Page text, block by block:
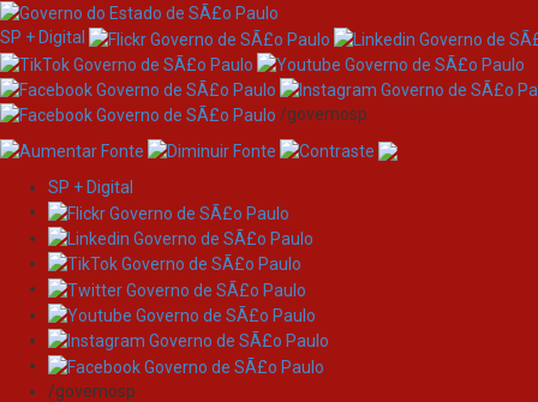
Skip
navigation
SP + Digital
/governosp
SP + Digital
/governosp
Search
Search: